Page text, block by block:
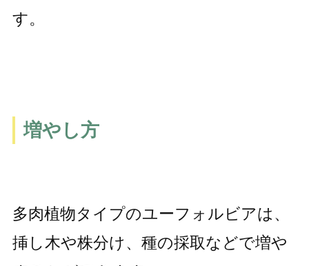
す。
増やし方
多肉植物タイプのユーフォルビアは、
挿し木や株分け、種の採取などで増や